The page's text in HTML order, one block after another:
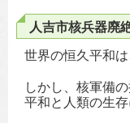
人吉市核兵器廃
世界の恒久平和
しかし、核軍備
平和と人類の生